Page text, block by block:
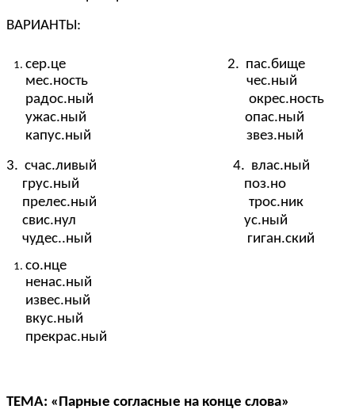
ВАРИАНТЫ:
сер.це 2. пас.бище
мес.ность чес.ный
радос.ный окрес.ность
ужас.ный опас.ный
капус.ный звез.ный
3. счас.ливый 4. влас.ный
грус.ный поз.но
прелес.ный трос.ник
свис.нул ус.ный
чудес..ный гиган.ский
со.нце
ненас.ный
извес.ный
вкус.ный
прекрас.ный
ТЕМА: «Парные согласные на конце слова»